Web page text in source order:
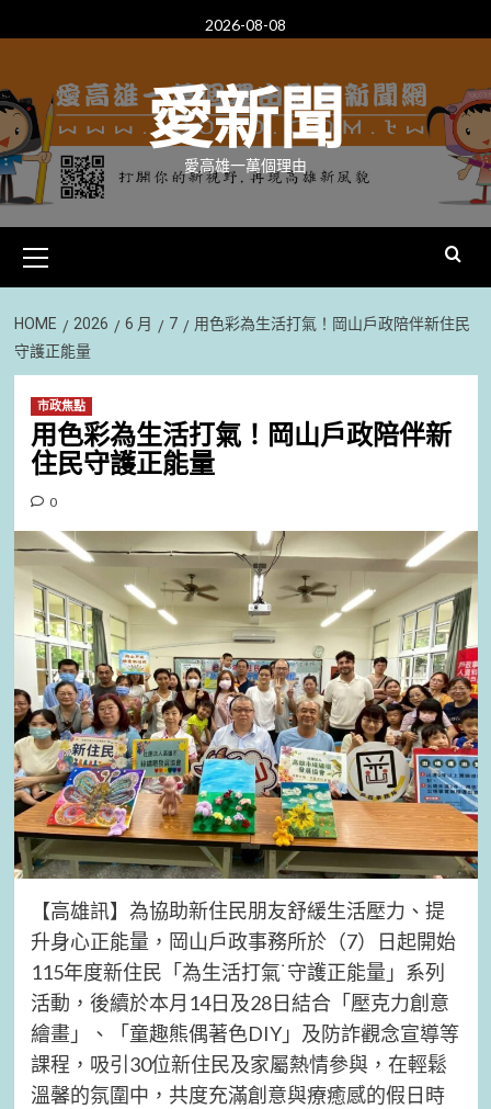
to
2026-08-08
愛新聞
愛高雄一萬個理由
Menu
HOME 2026 6 月 7
用色彩為生活打氣！岡山戶政陪伴新住民
守護正能量
市政焦點
用色彩為生活打氣！岡山戶政陪伴新
住民守護正能量
0
【高雄訊】為協助新住民朋友舒緩生活壓力、提
升身心正能量，岡山戶政事務所於（7）日起開始
115年度新住民「為生活打氣˙守護正能量」系列
活動，後續於本月14日及28日結合「壓克力創意
繪畫」、「童趣熊偶著色DIY」及防詐觀念宣導等
課程，吸引30位新住民及家屬熱情參與，在輕鬆
溫馨的氛圍中，共度充滿創意與療癒感的假日時